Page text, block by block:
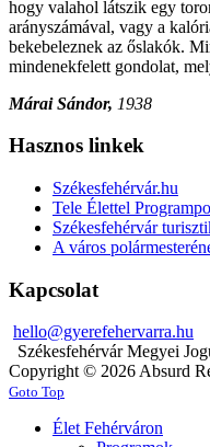
hogy valahol látszik egy
arányszámával, vagy a
bekebeleznek az őslakók.
mindenekfelett gondolat,
Márai Sándor, 1938
Hasznos linkek
Székesfehérvár.hu
Tele Élettel
Székesfehérvár
A város
Kapcsolat
hello@gyerefehervarra.hu
Székesfehérvár Megyei
Copyright © 2026 Absurd
Goto Top
Élet Fehérváron